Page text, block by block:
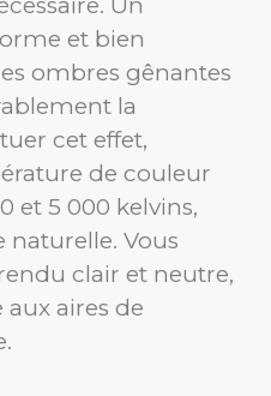
et bien
ombres gênantes
la
cet effet,
de couleur
et 5 000 kelvins,
Vous
clair et neutre,
aires de